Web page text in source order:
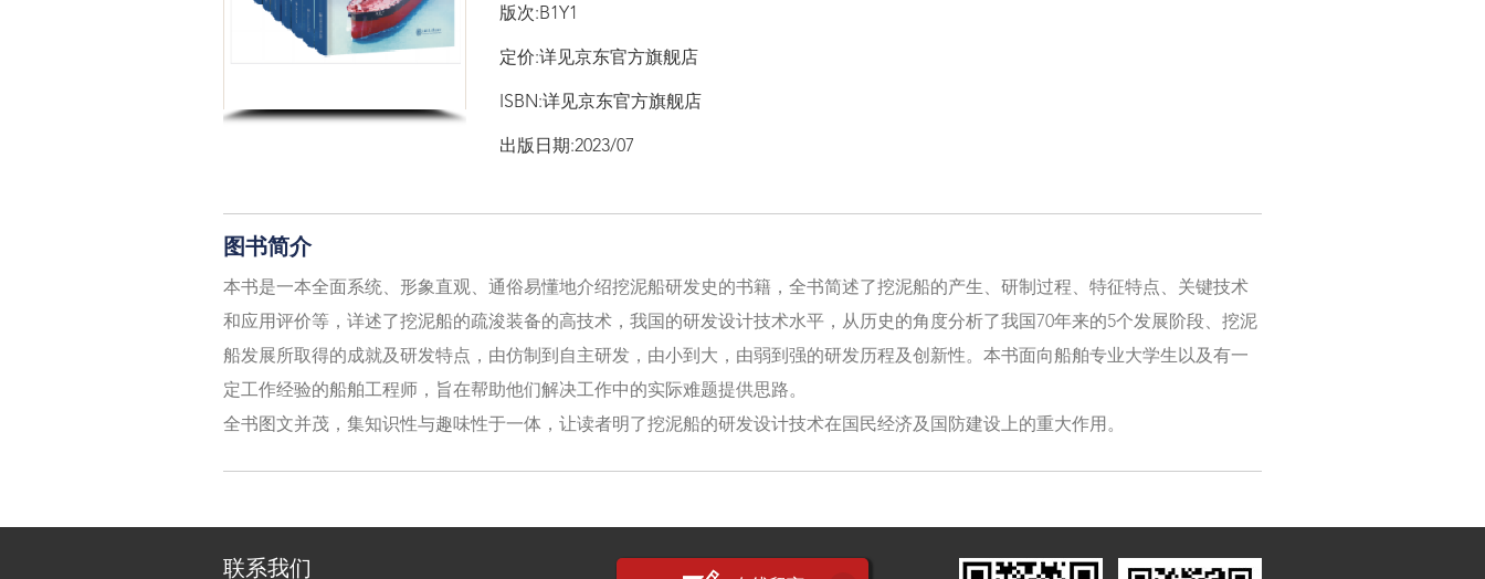
版次:B1Y1
定价:详见京东官方旗舰店
ISBN:详见京东官方旗舰店
出版日期:2023/07
图书简介
本书是一本全面系统、形象直观、通俗易懂地介绍挖泥船研发史的书籍，全书简述了挖泥船的产生、研制过程、特征特点、关键技术
和应用评价等，详述了挖泥船的疏浚装备的高技术，我国的研发设计技术水平，从历史的角度分析了我国70年来的5个发展阶段、挖泥
船发展所取得的成就及研发特点，由仿制到自主研发，由小到大，由弱到强的研发历程及创新性。本书面向船舶专业大学生以及有一
定工作经验的船舶工程师，旨在帮助他们解决工作中的实际难题提供思路。
全书图文并茂，集知识性与趣味性于一体，让读者明了挖泥船的研发设计技术在国民经济及国防建设上的重大作用。
联系我们